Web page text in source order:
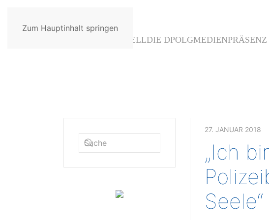
Zum Hauptinhalt springen
AKTUELLDIE DPOLGMEDIENPRÄSENZ
27. JANUAR 2018
„Ich
Seele“